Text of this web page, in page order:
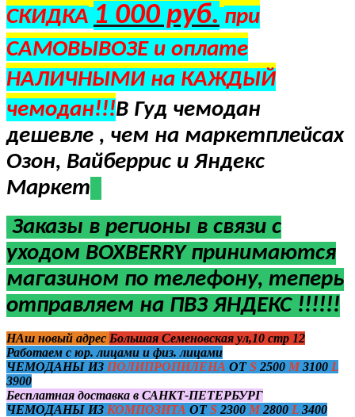
СКИДКА 1 000 руб. при
САМОВЫВОЗЕ и оплате
НАЛИЧНЫМИ на КАЖДЫЙ
чемодан!!!В Гуд чемодан
дешевле , чем на маркетплейсах
Озон, Вайберрис и Яндекс
Маркет
Заказы в регионы в связи с
уходом BOXBERRYпринимаются
магазином по телефону, теперь
отправляем на ПВЗ ЯНДЕКС !!!!!!
НАш новый адрес Большая Семеновская ул,10 стр 12
Работаем с юр. лицами и физ. лицами
ЧЕМОДАНЫ ИЗ ПОЛИПРОПИЛЕНА ОТS 2500 M3100 L
3900
Бесплатная доставка в САНКТ-ПЕТЕРБУРГ
ЧЕМОДАНЫ ИЗ КОМПОЗИТА ОТS 2300 M2800 L 3400